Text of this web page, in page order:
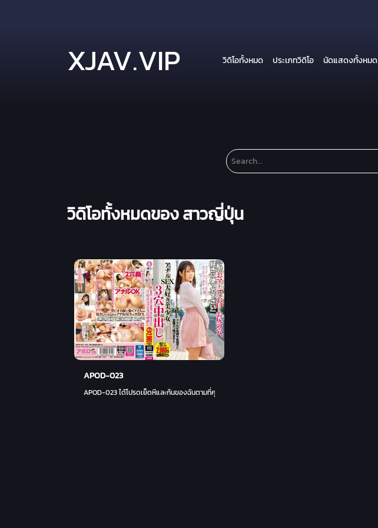
XJAV.VIP วิดิโอทั้งหมด ประเภทวิดิโอ นัดแสดงทั้งหมด
วิดิโอทั้งหมดของ สาวญี่ปุ่น
APOD-023
APOD-023 ได้โปรดเย็ดหีและก้นของฉันตามที่คุณต้องการได้เลยค่ะ 3